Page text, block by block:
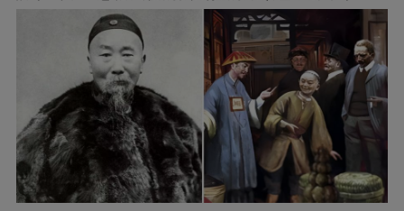
章瞬間神色大變：啊！要出大事了